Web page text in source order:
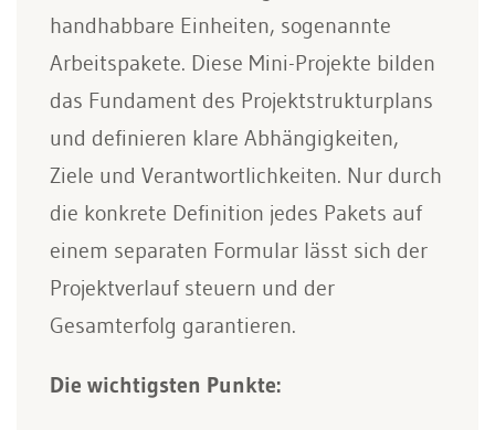
handhabbare Einheiten, sogenannte
Arbeitspakete. Diese Mini-Projekte bilden
das Fundament des Projektstrukturplans
und definieren klare Abhängigkeiten,
Ziele und Verantwortlichkeiten. Nur durch
die konkrete Definition jedes Pakets auf
einem separaten Formular lässt sich der
Projektverlauf steuern und der
Gesamterfolg garantieren.
Die wichtigsten Punkte: